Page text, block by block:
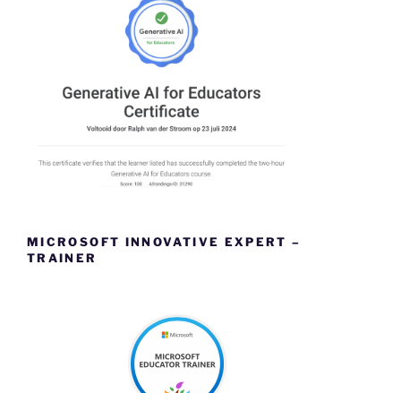
MICROSOFT INNOVATIVE EXPERT –
TRAINER